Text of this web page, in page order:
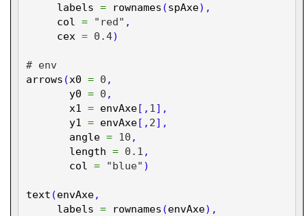
labels = rownames (spAxe),
col
= "red" ,
cex = 0.4)
# env
arrows (x0 = 0 ,
y0 = 0 ,
x1
= envAxe[, 1 ],
y1
= envAxe[, 2],
angle = 10 ,
length = 0.1 ,
col
= "blue" )
text (envAxe,
labels = rownames (envAxe),